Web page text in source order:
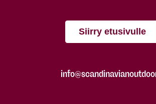
Siirry etusivulle